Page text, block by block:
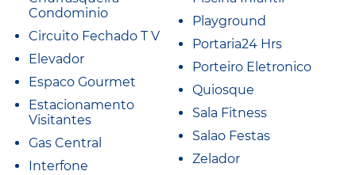
Condominio
Circuito Fechado T V
Elevador
Espaco Gourmet
Estacionamento
Visitantes
Gas Central
Interfone
Playground
Portaria24 Hrs
Porteiro Eletronico
Quiosque
Sala Fitness
Salao Festas
Zelador